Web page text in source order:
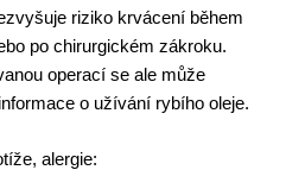
riziko krvácení během
po chirurgickém zákroku.
operací se ale může
o užívání rybího oleje.
alergie: